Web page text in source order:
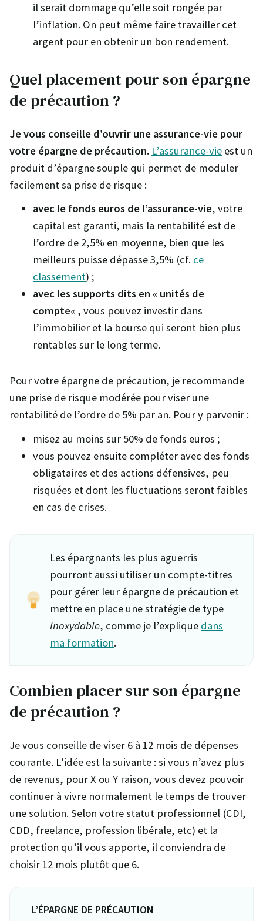
il serait dommage qu’elle soit rongée par
l’inflation. On peut même faire travailler cet
argent pour en obtenir un bon rendement.
Quel placement pour son épargne
de précaution ?
Je vous conseille d’ouvrir une assurance-vie pour
votre épargne de précaution. L’assurance-vie est un
produit d’épargne souple qui permet de moduler
facilement sa prise de risque :
avec le fonds euros de l’assurance-vie, votre
capital est garanti, mais la rentabilité est de
l’ordre de 2,5% en moyenne, bien que les
meilleurs puisse dépasse 3,5% (cf. ce
classement) ;
avec les supports dits en « unités de
compte« , vous pouvez investir dans
l’immobilier et la bourse qui seront bien plus
rentables sur le long terme.
Pour votre épargne de précaution, je recommande
une prise de risque modérée pour viser une
rentabilité de l’ordre de 5% par an. Pour y parvenir :
misez au moins sur 50% de fonds euros ;
vous pouvez ensuite compléter avec des fonds
obligataires et des actions défensives, peu
risquées et dont les fluctuations seront faibles
en cas de crises.
Les épargnants les plus aguerris
pourront aussi utiliser un compte-titres
pour gérer leur épargne de précaution et
mettre en place une stratégie de type
Inoxydable, comme je l’explique dans
ma formation.
Combien placer sur son épargne
de précaution ?
Je vous conseille de viser 6 à 12 mois de dépenses
courante. L’idée est la suivante : si vous n’avez plus
de revenus, pour X ou Y raison, vous devez pouvoir
continuer à vivre normalement le temps de trouver
une solution. Selon votre statut professionnel (CDI,
CDD, freelance, profession libérale, etc) et la
protection qu’il vous apporte, il conviendra de
choisir 12 mois plutôt que 6.
L’ÉPARGNE DE PRÉCAUTION